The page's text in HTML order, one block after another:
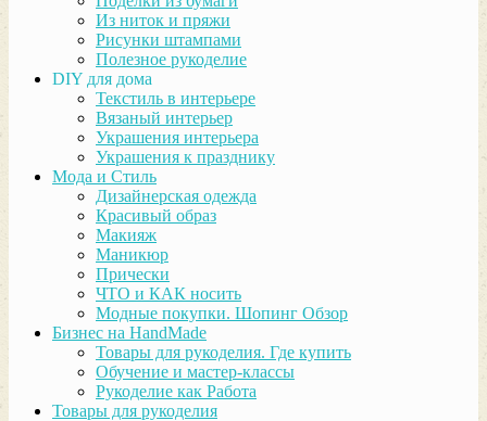
Из ниток и пряжи
Рисунки штампами
Полезное рукоделие
DIY для дома
Текстиль в интерьере
Вязаный интерьер
Украшения интерьера
Украшения к празднику
Мода и Стиль
Дизайнерская одежда
Красивый образ
Макияж
Маникюр
Прически
ЧТО и КАК носить
Модные покупки. Шопинг Обзор
Бизнес на HandMade
Товары для рукоделия. Где купить
Обучение и мастер-классы
Рукоделие как Работа
Товары для рукоделия